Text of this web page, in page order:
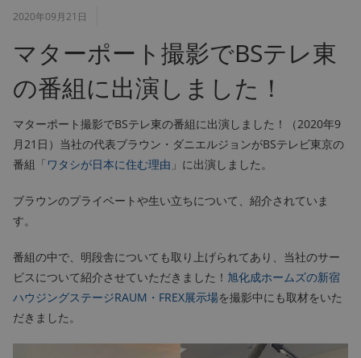
2020年09月21日
マターポート撮影でBSテレ東
の番組に出演しました！
マターポート撮影でBSテレ東の番組に出演しました！（2020年9
月21日）当社の代表ブラウン・ダニエルジョンがBSテレビ東京の
番組「ワタシが日本に住む理由 」に出演しました。
ブラウンのプライベートや生い立ちについて、紹介されていま
す。
番組の中で、明段舎についても取り上げられてあり、当社のサー
ビスについて紹介させていただきました！ 旭化成ホームズの新宿
ハウジングステージRAUM・FREX展示場を撮影中にも取材をいた
だきました。